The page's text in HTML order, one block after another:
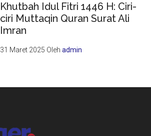
Khutbah Idul Fitri 1446 H: Ciri-
ciri Muttaqin Quran Surat Ali
Imran
31 Maret 2025 Olehadmin